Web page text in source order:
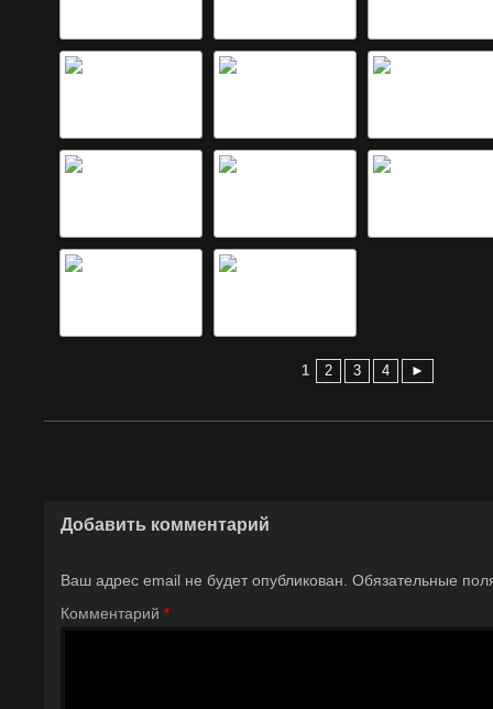
1 2 3 4 ►
Добавить комментарий
Ваш адрес email не будет опубликован. Обязательные
Комментарий *